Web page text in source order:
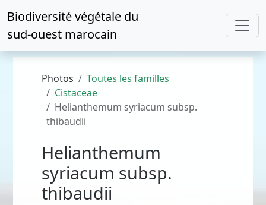
Biodiversité végétale du
sud-ouest marocain
Photos
Toutes les familles
Cistaceae
Helianthemum syriacum subsp.
thibaudii
Helianthemum
syriacum subsp.
thibaudii